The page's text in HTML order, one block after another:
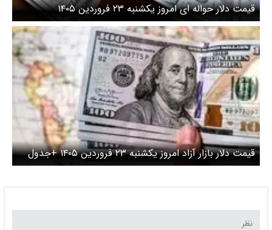
قیمت دلار حواله ای امروز یکشنبه ۲۳ فروردین ۱۴۰۵
قیمت دلار بازار آزاد امروز یکشنبه ۲۳ فروردین ۱۴۰۵ +جدول